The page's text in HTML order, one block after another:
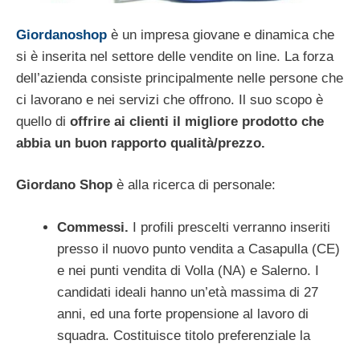
Giordanoshop è un impresa giovane e dinamica che
si è inserita nel settore delle vendite on line. La forza
dell’azienda consiste principalmente nelle persone che
ci lavorano e nei servizi che offrono. Il suo scopo è
quello di offrire ai clienti il migliore prodotto che
abbia un buon rapporto qualità/prezzo.
Giordano Shop è alla ricerca di personale:
Commessi. I profili prescelti verranno inseriti
presso il nuovo punto vendita a Casapulla (CE)
e nei punti vendita di Volla (NA) e Salerno. I
candidati ideali hanno un’età massima di 27
anni, ed una forte propensione al lavoro di
squadra. Costituisce titolo preferenziale la